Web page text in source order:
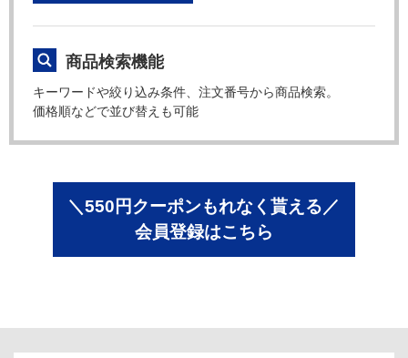
商品検索機能
キーワードや絞り込み条件、注文番号から商品検索。
価格順などで並び替えも可能
＼550円クーポンもれなく貰える／
会員登録はこちら